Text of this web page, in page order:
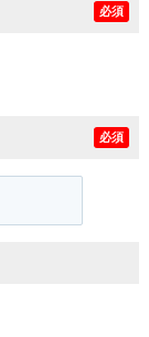
必須
必須